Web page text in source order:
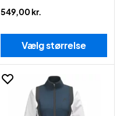
549,00 kr.
Vælg størrelse